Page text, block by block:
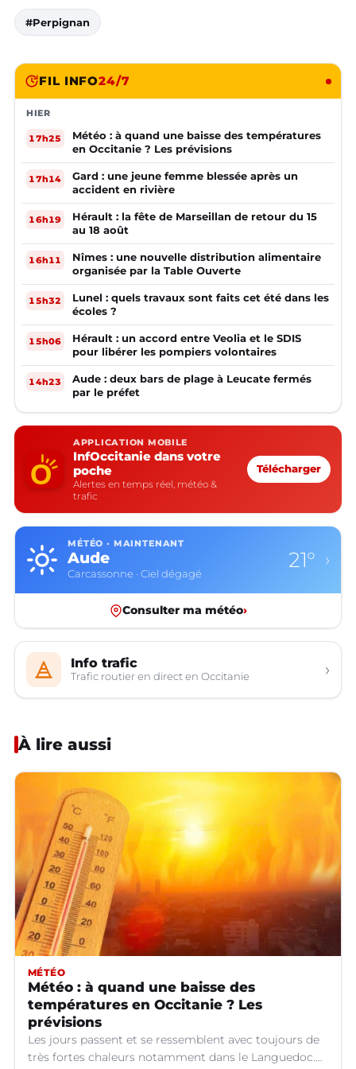
#Perpignan
FIL INFO24/7
HIER
17h25
Météo : à quand une baisse des températures
en Occitanie ? Les prévisions
17h14
Gard : une jeune femme blessée après un
accident en rivière
16h19
Hérault : la fête de Marseillan de retour du 15
au 18 août
16h11
Nîmes : une nouvelle distribution alimentaire
organisée par la Table Ouverte
15h32
Lunel : quels travaux sont faits cet été dans les
écoles ?
15h06
Hérault : un accord entre Veolia et le SDIS
pour libérer les pompiers volontaires
14h23
Aude : deux bars de plage à Leucate fermés
par le préfet
APPLICATION MOBILE
InfOccitanie dans votre
poche
Alertes en temps réel, météo &
trafic
Télécharger
MÉTÉO · MAINTENANT
Aude
Carcassonne · Ciel dégagé
21° ›
Consulter ma météo›
Info trafic
Trafic routier en direct en Occitanie ›
À lire aussi
MÉTÉO
Météo : à quand une baisse des
températures en Occitanie ? Les
prévisions
Les jours passent et se ressemblent avec toujours de
très fortes chaleurs notamment dans le Languedoc.